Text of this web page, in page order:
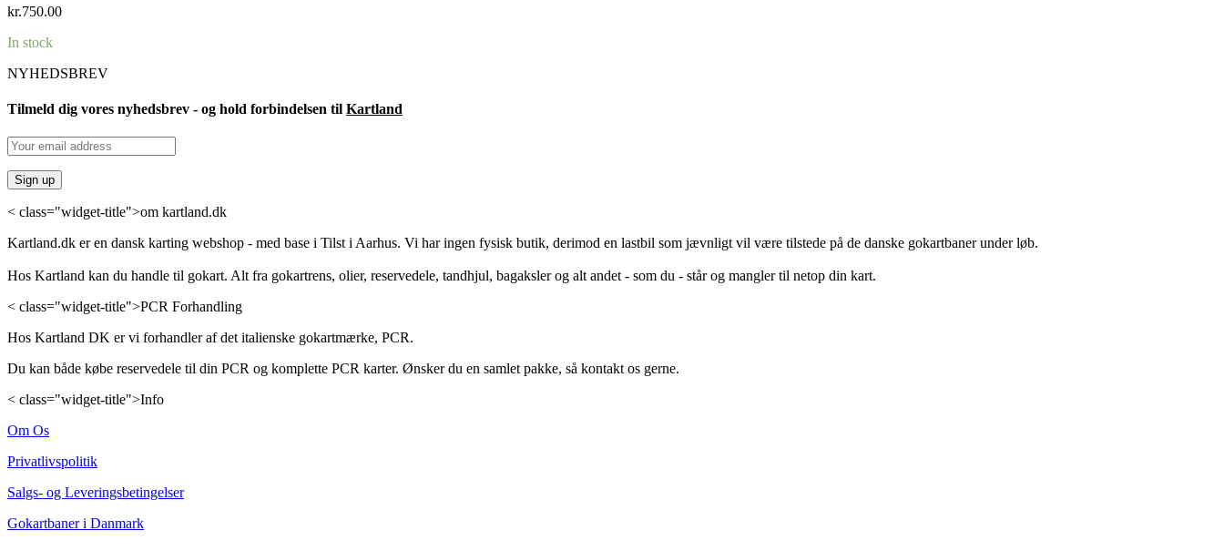
kr.750.00
In stock
NYHEDSBREV
Tilmeld dig vores nyhedsbrev - og hold forbindelsen til Kartland
< class="widget-title">om kartland.dk
Kartland.dk er en dansk karting webshop - med base i Tilst i Aarhus. Vi har ingen fysisk butik, derimod en lastbil som jævnligt vil være tilstede på de danske gokartbaner under løb.
Hos Kartland kan du handle til gokart. Alt fra gokartrens, olier, reservedele, tandhjul, bagaksler og alt andet - som du - står og mangler til netop din kart.
< class="widget-title">PCR Forhandling
Hos Kartland DK er vi forhandler af det italienske gokartmærke, PCR.
Du kan både købe reservedele til din PCR og komplette PCR karter. Ønsker du en samlet pakke, så kontakt os gerne.
< class="widget-title">Info
Om Os
Privatlivspolitik
Salgs- og Leveringsbetingelser
Gokartbaner i Danmark